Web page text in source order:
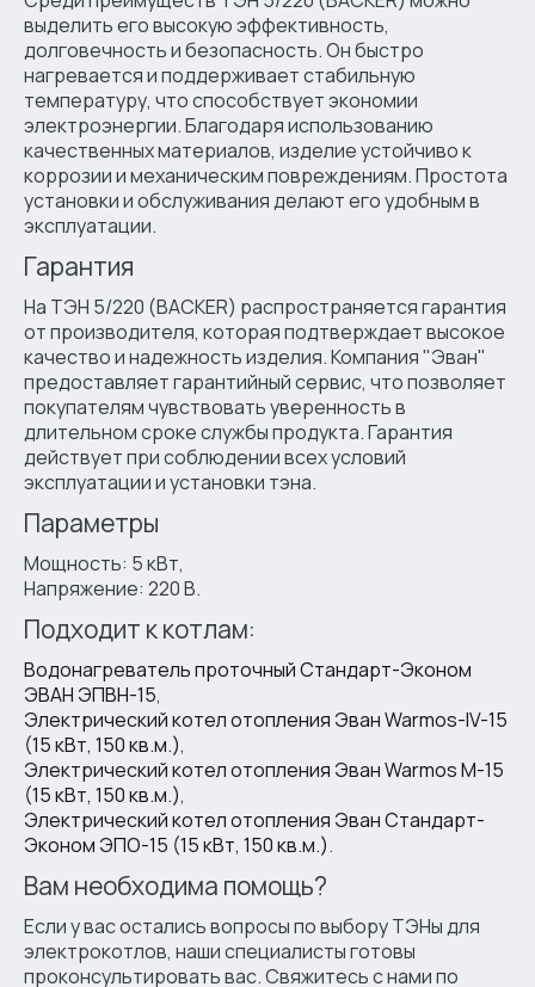
выделить его высокую эффективность,
долговечность и безопасность. Он быстро
нагревается и поддерживает стабильную
температуру, что способствует экономии
электроэнергии. Благодаря использованию
качественных материалов, изделие устойчиво к
коррозии и механическим повреждениям. Простота
установки и обслуживания делают его удобным в
эксплуатации.
Гарантия
На ТЭН 5/220 (BACKER) распространяется гарантия
от производителя, которая подтверждает высокое
качество и надежность изделия. Компания "Эван"
предоставляет гарантийный сервис, что позволяет
покупателям чувствовать уверенность в
длительном сроке службы продукта. Гарантия
действует при соблюдении всех условий
эксплуатации и установки тэна.
Параметры
Мощность: 5 кВт,
Напряжение: 220 В.
Подходит к котлам:
Водонагреватель проточный Стандарт-Эконом
ЭВАН ЭПВН-15,
Электрический котел отопления Эван Warmos-IV-15
(15 кВт, 150 кв.м.),
Электрический котел отопления Эван Warmos М-15
(15 кВт, 150 кв.м.),
Электрический котел отопления Эван Cтандарт-
Эконом ЭПО-15 (15 кВт, 150 кв.м.).
Вам необходима помощь?
Если у вас остались вопросы по выбору ТЭНы для
электрокотлов, наши специалисты готовы
проконсультировать вас. Свяжитесь с нами по